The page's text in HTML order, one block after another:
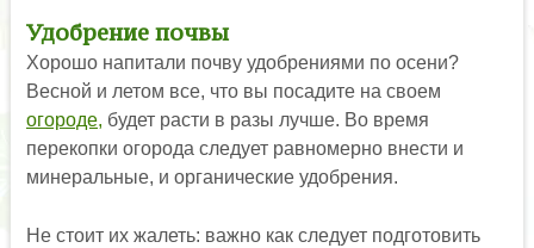
Удобрение почвы
Хорошо напитали почву удобрениями по осени?
Весной и летом все, что вы посадите на своем
огороде, будет расти в разы лучше. Во время
перекопки огорода следует равномерно внести и
минеральные, и органические удобрения.
Не стоит их жалеть: важно как следует подготовить